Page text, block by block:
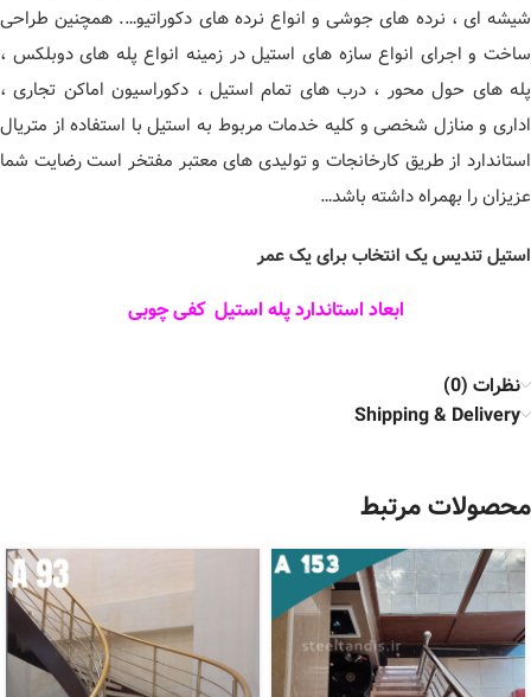
شیشه ای ، نرده های جوشی و انواع نرده های دکوراتیو…. همچنین طراحی
ساخت و اجرای انواع سازه های استیل در زمینه انواع پله های دوبلکس ،
پله های حول محور ، درب های تمام استیل ، دکوراسیون اماکن تجاری ،
اداری و منازل شخصی و کلیه خدمات مربوط به استیل با استفاده از متریال
استاندارد از طریق کارخانجات و تولیدی های معتبر مفتخر است رضایت شما
عزیزان را بهمراه داشته باشد…
استیل تندیس یک انتخاب برای یک عمر
ابعاد استاندارد پله استیل کفی چوبی
نظرات (0)
Shipping & Delivery
محصولات مرتبط